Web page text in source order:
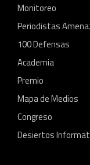
Monitoreo
Periodistas
100 Defensas
Academia
Premio
Mapa de Medios
Congreso
Desiertos